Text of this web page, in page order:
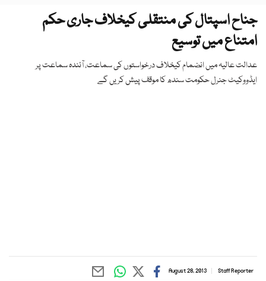
جناح اسپتال کی منتقلی کیخلاف جاری حکم
امتناع میں توسیع
عدالت عالیہ میں انضمام کیخلاف درخواستوں کی سماعت، آئندہ سماعت پر
ایڈووکیٹ جنرل حکومت سندھ کا موقف پیش کریں گے
Staff Reporter
August 28, 2013